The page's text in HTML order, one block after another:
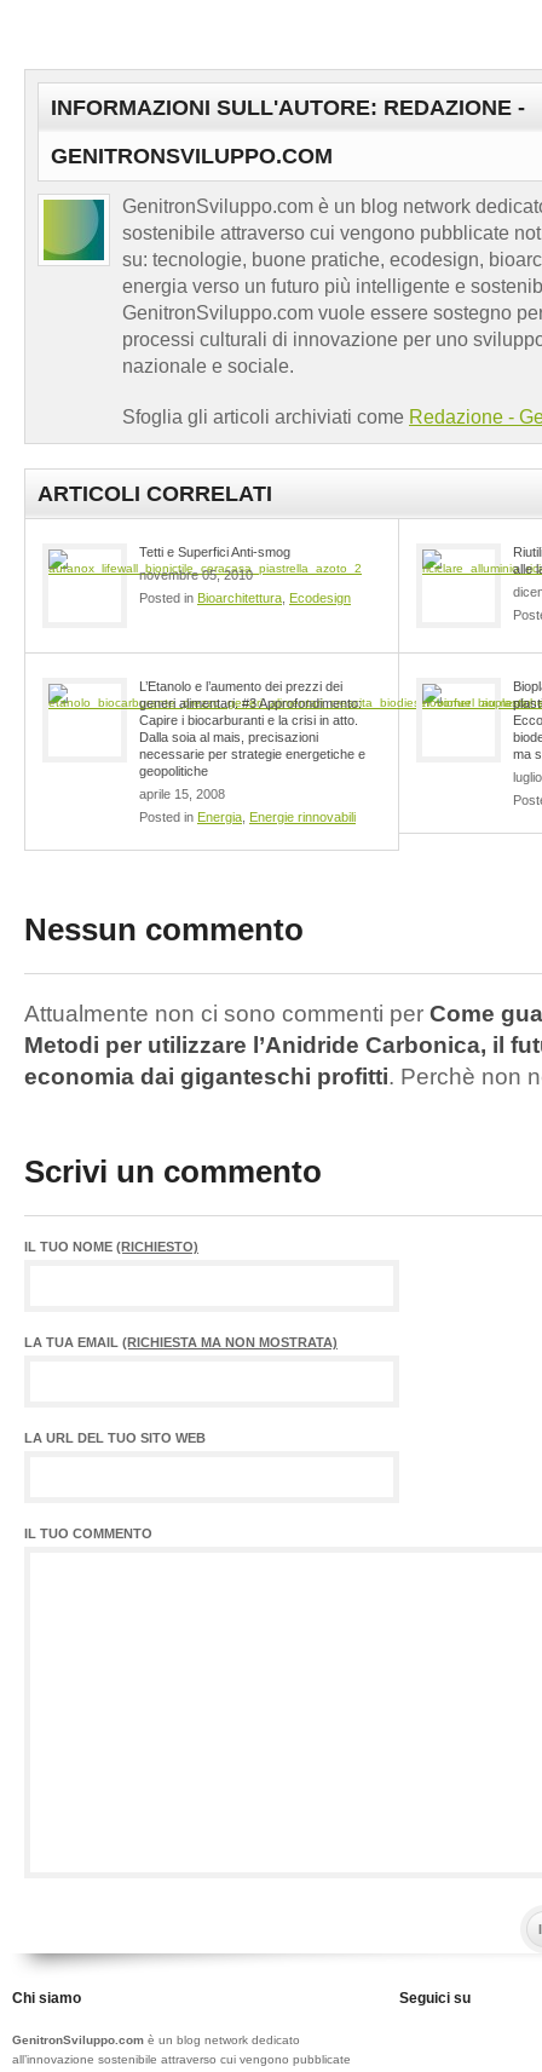
INFORMAZIONI SULL'AUTORE: REDAZIONE -
GENITRONSVILUPPO.COM
GenitronSviluppo.com è un blog network
sostenibile attraverso cui vengono pubblicate
su: tecnologie, buone pratiche, ecodesign,
energia verso un futuro più intelligente e
GenitronSviluppo.com vuole essere sostegno
processi culturali di innovazione per uno
nazionale e sociale.
Sfoglia gli articoli archiviati come Redazione -
ARTICOLI CORRELATI
Tetti e Superfici Anti-smog
novembre 05, 2010
Posted in Bioarchitettura Ecodesign
alle
L’Etanolo e l’aumento dei prezzi dei
generi alimentari. #3 Approfondimento:
Capire i biocarburanti e la crisi in atto.
Dalla soia al mais, precisazioni
necessarie per strategie energetiche e
geopolitiche
aprile 15, 2008
Posted in Energia Energie rinnovabili
ma
Nessun commento
Attualmente non ci sono commenti per Come
Metodi per utilizzare l’Anidride Carbonica, il
economia dai giganteschi profitti. Perchè non
Scrivi un commento
IL TUO NOME (RICHIESTO)
LA TUA EMAIL (RICHIESTA MA NON MOSTRATA)
LA URL DEL TUO SITO WEB
IL TUO COMMENTO
Chi siamo
GenitronSviluppo.com è un blog network dedicato
all’innovazione sostenibile attraverso cui vengono pubblicate
Seguici su